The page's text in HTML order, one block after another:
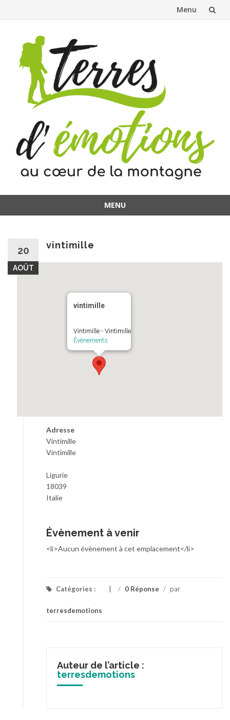
Menu
contenu
MENU
20
AOÛT
vintimille
vintimille
Vintimille - Vintimille
Évènements
Adresse
Vintimille
Vintimille
Ligurie
18039
Italie
Évènement à venir
<li>Aucun évènement à cet emplacement</li>
Catégories : / 0 Réponse / par
terresdemotions
Auteur de l’article :
terresdemotions